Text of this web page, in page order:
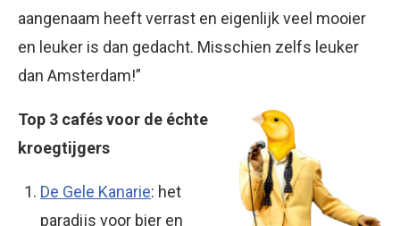
aangenaam heeft verrast en eigenlijk veel mooier
en leuker is dan gedacht. Misschien zelfs leuker
dan Amsterdam!”
Top 3 cafés voor de échte
kroegtijgers
De Gele Kanarie: het
paradijs voor bier en